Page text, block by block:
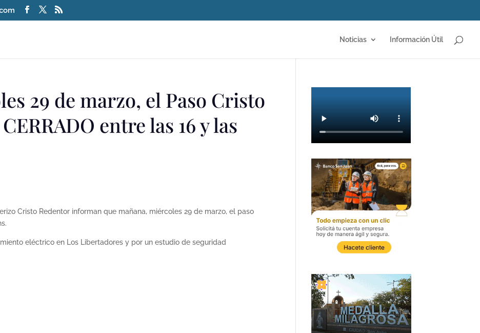
Noticias Información Útil
29 de marzo, el Paso Cristo
entre las 16 y las
Cristo Redentor informan que mañana, miércoles 29 de marzo, el paso
.
eléctrico en Los Libertadores y por un estudio de seguridad